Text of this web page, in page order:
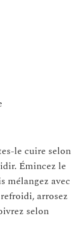
le cuire selon
Émincez le
mélangez avec
arrosez
selon